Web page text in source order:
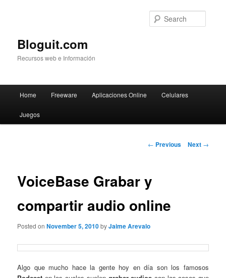
Bloguit.com
Recursos web e Información
Skip
to
Home Freeware Aplicaciones Online Celulares
Juegos
Post
← Previous Next →
VoiceBase Grabar y
compartir audio online
Posted onNovember 5, 2010byJaime Arevalo
Algo que mucho hace la gente hoy en día son los famosos